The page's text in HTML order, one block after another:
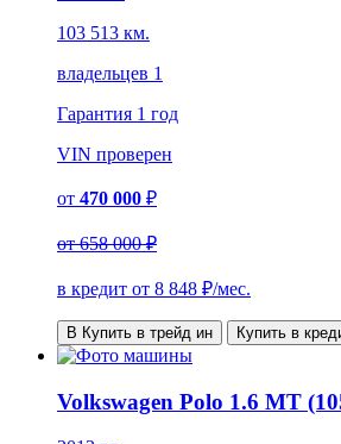
103 513 км.
владельцев 1
Гарантия 1 год
VIN проверен
от 470 000 ₽
от658 000 ₽
в кредит от 8 848 ₽/мес.
В Купить в трейд ин Купить в
Volkswagen Polo 1.6 MT